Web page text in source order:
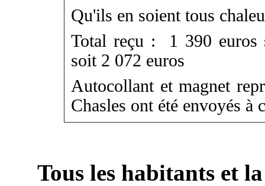
Qu'ils en soient tous
Total reçu : 1 390 euros
soit 2 072 euros
Autocollant et magnet
Chasles ont été envoyés à
Tous les habitants et